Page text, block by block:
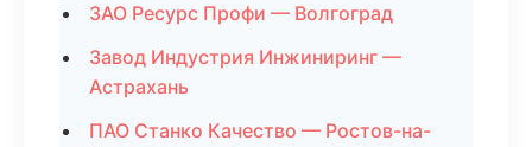
ЗАО Ресурс Профи — Волгоград
Завод Индустрия Инжиниринг —
Астрахань
ПАО Станко Качество — Ростов-на-